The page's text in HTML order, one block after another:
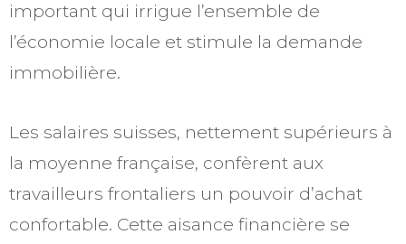
important qui irrigue l’ensemble de
l’économie locale et stimule la demande
immobilière.
Les salaires suisses, nettement supérieurs à
la moyenne française, confèrent aux
travailleurs frontaliers un pouvoir d’achat
confortable. Cette aisance financière se